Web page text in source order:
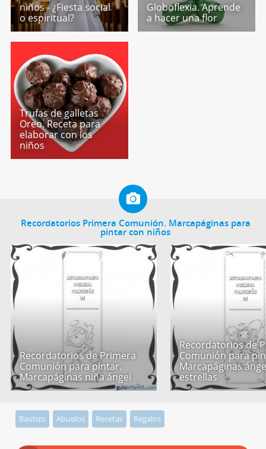
niños - ¿Fiesta social
o espiritual?
Globoflexia. Aprende
a hacer una flor
Trufas de galletas
Oreo. Receta para
elaborar con los
niños
Recordatorios Primera Comunión. Marcapáginas para
pintar con niños
Recordatorios de Primera
Comunión para pintar.
Marcapáginas niña ángel
Recordatorios de
Comunión para
Marcapáginas
estrellas
Bautizo Abuelos Recetas Regalos